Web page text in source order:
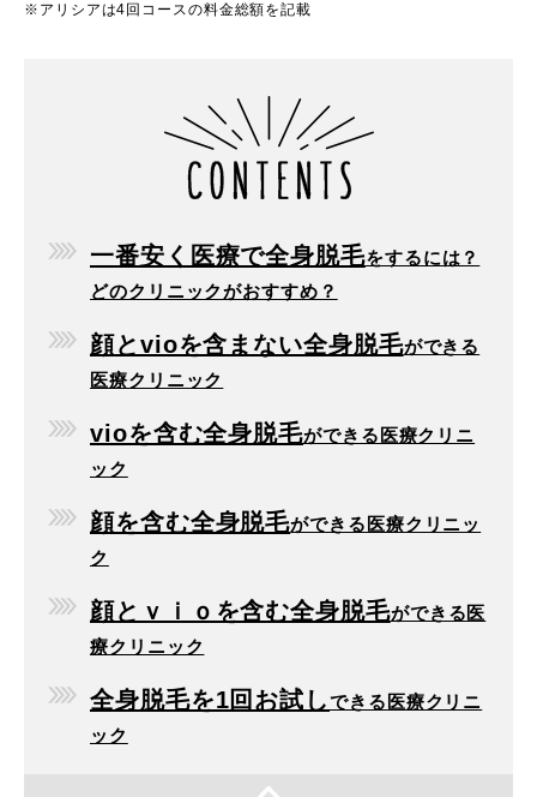
※アリシアは4回コースの料金総額を記載
一番安く医療で全身脱毛をするには？
どのクリニックがおすすめ？
顔とvioを含まない全身脱毛ができる
医療クリニック
vioを含む全身脱毛ができる医療クリニ
ック
顔を含む全身脱毛ができる医療クリニッ
ク
顔とｖｉｏを含む全身脱毛ができる医
療クリニック
全身脱毛を1回お試しできる医療クリニ
ック